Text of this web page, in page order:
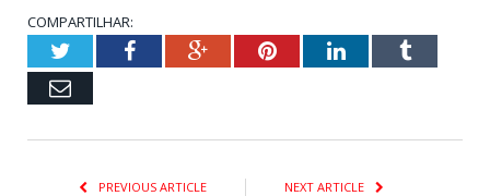
COMPARTILHAR:
TwitterFacebookGoogle+PinterestLinkedInTumblr
Email
PREVIOUS ARTICLE NEXT ARTICLE